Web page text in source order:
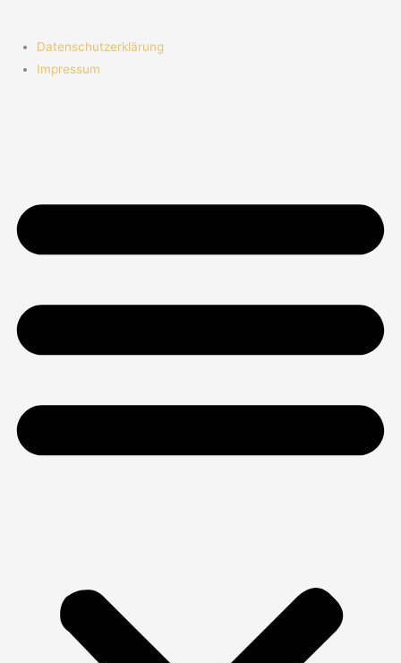
Datenschutzerklärung
Impressum